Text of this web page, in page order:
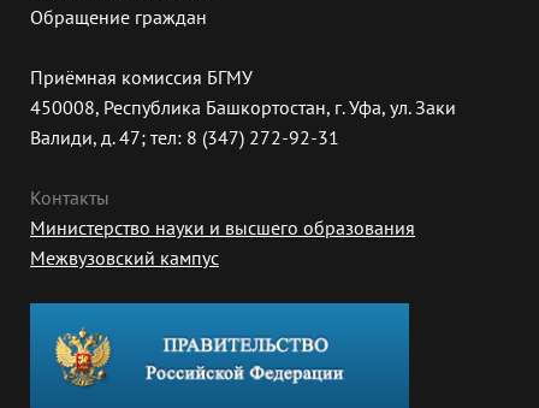
Обращение граждан
Приёмная комиссия БГМУ
450008, Республика Башкортостан, г. Уфа, ул. Заки
Валиди, д. 47; тел: 8 (347) 272-92-31
Контакты
Министерство науки и высшего образования
Межвузовский кампус